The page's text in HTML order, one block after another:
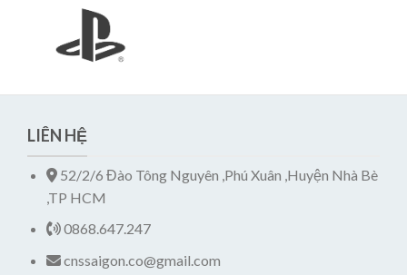
LIÊN HỆ
52/2/6 Đào Tông Nguyên ,Phú Xuân ,Huyện Nhà Bè
,TP HCM
0868.647.247
cnssaigon.co@gmail.com